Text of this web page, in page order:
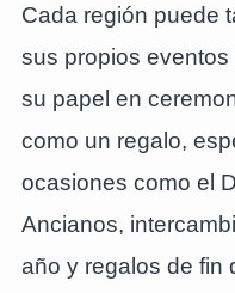
Cada región puede
sus propios
su papel en
como un regalo,
ocasiones como el
Ancianos,
año y regalos de fin